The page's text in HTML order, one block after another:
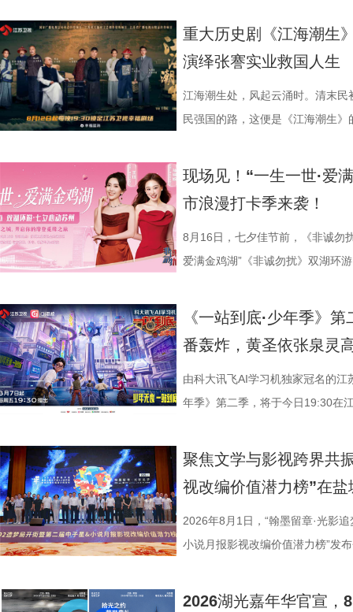
重大历史剧《江海潮生
演绎张謇实业救国人生
江海潮生处，风起云涌时。清末
民强国的路，这便是《江海潮生
材文艺创作资助项目、 江苏省广
份有限公司、中共南通市委宣传
衔主演（按姓氏笔画排序），打
的人生历程，引领观众在百年时光
正剧框架 讲述一位“状元”的
后就要挨打的现实，他毅然放弃
业、兴教育、兴城市推动南通成为
的发展进程。 爱国、救国、
剧张强表示：“当国家和民族面临
中国早期企业家兴办实业、产业
情怀、富民理想和社会责任，凝练
神，力求为新时代企业家精神
张謇立足中华文化、拥抱时
现场见！“一生一世·爱
市浪漫打卡季来袭！
8月16日，七夕佳节前，《非诚勿
爱满金鸡湖”《非诚勿扰》双湖环
《非诚勿扰》节目组联合苏州工
珏、孙嬿婉将携手《非诚勿扰》
组成“打卡团”阵容，带领多组情
觅缘之旅。 图片8.png 苏州是一
依托金鸡湖与独墅湖双湖水域联
02、独墅湖月亮湾码头、飞翔雕
融天幕、月光码头九大地标，让
浪漫故事。 图片9.png 打卡之旅
02两座旅游驿站，在“婚拍友好驿
《一站到底·少年季》
番轰炸，黄圣依张泉灵
由科大讯飞AI学习机独家冠名的江
年季》第二季，将于今日19:30在
量。首期赛场就将迎来二选一残
而出？答案今晚揭晓！ PBL
较于第一季，本季赛制紧扣新课
PBL项目挑战模式，模拟真实学习
加持、学科专家权威解读，以科
聚焦文学与影视跨界共
视改编价值潜力榜”在盐
2026年8月1日，“翰墨留章·光影
小说月报影视改编价值潜力榜”发
化广电和旅游局、盐城经济技术
2026湖光嘉年华官宣，